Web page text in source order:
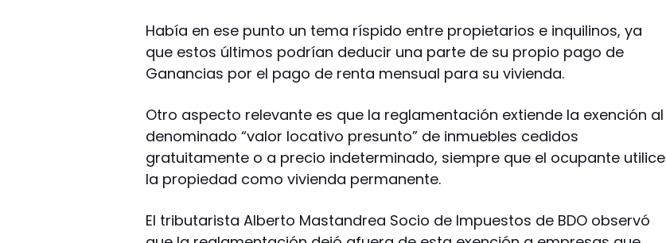
Había en ese punto un tema ríspido entre propietarios e inquilinos, ya
que estos últimos podrían deducir una parte de su propio pago de
Ganancias por el pago de renta mensual para su vivienda.
Otro aspecto relevante es que la reglamentación extiende la exención al
denominado “valor locativo presunto” de inmuebles cedidos
gratuitamente o a precio indeterminado, siempre que el ocupante utilice
la propiedad como vivienda permanente.
El tributarista Alberto Mastandrea Socio de Impuestos de BDO observó